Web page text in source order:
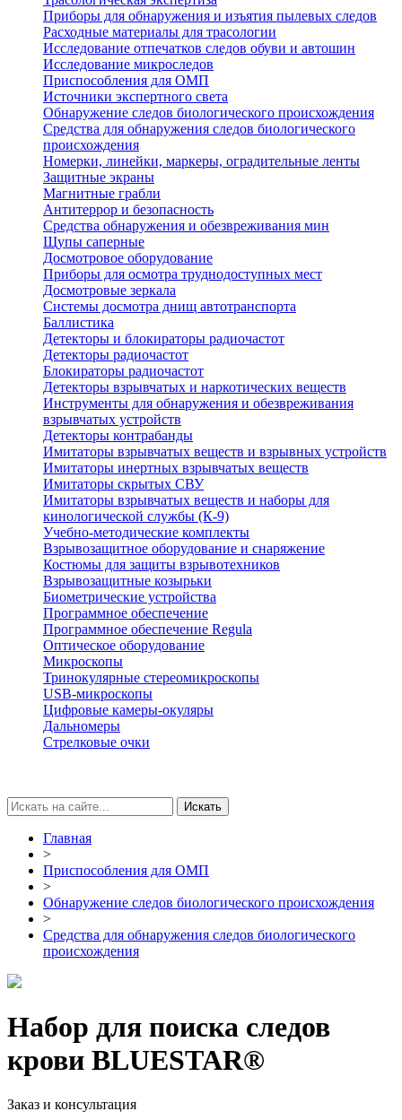
Приборы для обнаружения и изъятия пылевых следов
Расходные материалы для трасологии
Исследование отпечатков следов обуви и автошин
Исследование микроследов
Приспособления для ОМП
Источники экспертного света
Обнаружение следов биологического происхождения
Средства для обнаружения следов биологического
происхождения
Номерки, линейки, маркеры, оградительные ленты
Защитные экраны
Магнитные грабли
Антитеррор и безопасность
Средства обнаружения и обезвреживания мин
Щупы саперные
Досмотровое оборудование
Приборы для осмотра труднодоступных мест
Досмотровые зеркала
Системы досмотра днищ автотранспорта
Баллистика
Детекторы и блокираторы радиочастот
Детекторы радиочастот
Блокираторы радиочастот
Детекторы взрывчатых и наркотических веществ
Инструменты для обнаружения и обезвреживания
взрывчатых устройств
Детекторы контрабанды
Имитаторы взрывчатых веществ и взрывных устройств
Имитаторы инертных взрывчатых веществ
Имитаторы скрытых СВУ
Имитаторы взрывчатых веществ и наборы для
кинологической службы (К-9)
Учебно-методические комплекты
Взрывозащитное оборудование и снаряжение
Костюмы для защиты взрывотехников
Взрывозащитные козырьки
Биометрические устройства
Программное обеспечение
Программное обеспечение Regula
Оптическое оборудование
Микроскопы
Тринокулярные стереомикроскопы
USB-микроскопы
Цифровые камеры-окуляры
Дальномеры
Стрелковые очки
Главная
>
Приспособления для ОМП
>
Обнаружение следов биологического происхождения
>
Средства для обнаружения следов биологического
происхождения
Набор для поиска следов
крови BLUESTAR®
Заказ и консультация